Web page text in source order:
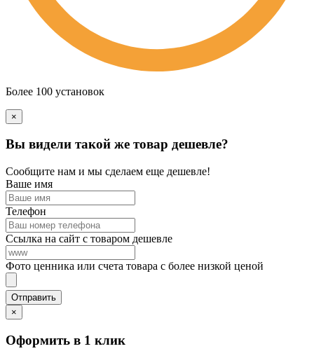
Более 100 установок
×
Вы видели такой же товар дешевле?
Сообщите нам и мы сделаем еще дешевле!
Ваше имя
Телефон
Ссылка на сайт с товаром дешевле
Фото ценника или счета товара с более низкой ценой
×
Оформить в 1 клик